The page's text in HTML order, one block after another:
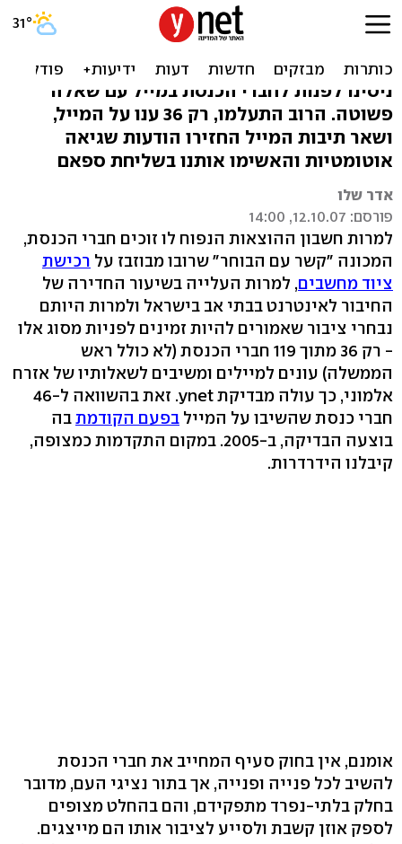
רוב חברי הכנסת עדיין לא
עונים למיילים
ניסינו לפנות לחברי הכנסת במייל עם שאלה
פשוטה. הרוב התעלמו, רק 36 ענו על המייל,
ושאר תיבות המייל החזירו הודעות שגיאה
אוטומטיות והאשימו אותנו בשליחת ספאם
אדר שלו
פורסם: 12.10.07, 14:00
למרות חשבון ההוצאות הנפוח לו זוכים חברי הכנסת,
המכונה "קשר עם הבוחר" שרובו מבוזבז על רכישת
ציוד מחשבים, למרות העלייה בשיעור החדירה של
החיבור לאינטרנט בבתי אב בישראל ולמרות היותם
נבחרי ציבור שאמורים להיות זמינים לפניות מסוג אלו
- רק 36 מתוך 119 חברי הכנסת (לא כולל ראש
הממשלה) עונים למיילים ומשיבים לשאלותיו של אזרח
אלמוני, כך עולה מבדיקת ynet. זאת בהשוואה ל-46
חברי כנסת שהשיבו על המייל בפעם הקודמתבה
בוצעה הבדיקה, ב-2005. במקום התקדמות כמצופה,
קיבלנו הידרדרות.
אומנם, אין בחוק סעיף המחייב את חברי הכנסת
להשיב לכל פנייה ופנייה, אך בתור נציגי העם, מדובר
בחלק בלתי-נפרד מתפקידם, והם בהחלט מצופים
לספק אוזן קשבת ולסייע לציבור אותו הם מייצגים.